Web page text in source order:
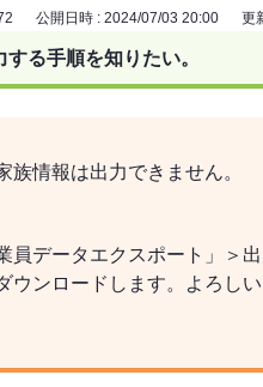
公開日時 : 2024/07/03 20:00 更
る手順を知りたい。
情報は出力できません。
員データエクスポート」＞
ウンロードします。よろし